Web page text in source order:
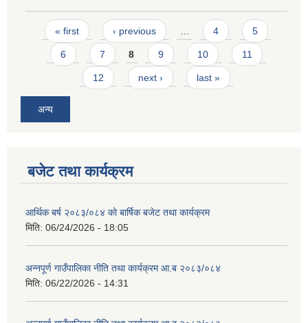
Pages
« first ‹ previous 4 5
6 7 8 9 10 11
12 next › last »
अन्य
बजेट तथा कार्यक्रम
आर्थिक बर्ष २०८३/०८४ को बार्षिक बजेट तथा कार्यक्रम
मिति: 06/24/2026 - 18:05
अन्नपूर्ण गाउँपालिका नीति तथा कार्यक्रम आ.ब २०८३/०८४
मिति: 06/22/2026 - 14:31